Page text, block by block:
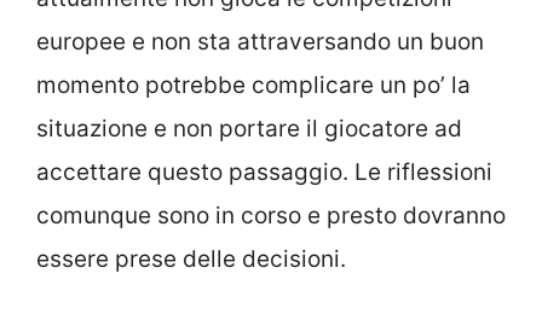
europee e non sta attraversando un buon
momento potrebbe complicare un po’ la
situazione e non portare il giocatore ad
accettare questo passaggio. Le riflessioni
comunque sono in corso e presto dovranno
essere prese delle decisioni.